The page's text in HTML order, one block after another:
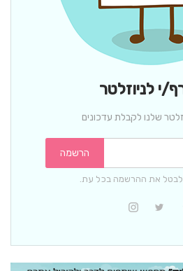
י לניוזלטר
שלנו לקבלת עדכונים
הרשמה
את ההרשמה בכל עת.